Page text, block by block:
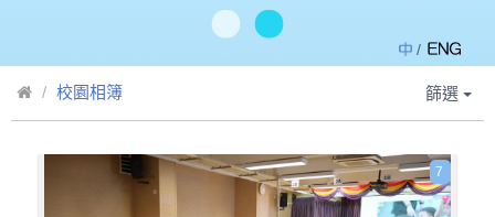
/
校園相簿 篩選
7